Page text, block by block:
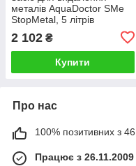
металів AquaDoctor SMe
StopMetal, 5 літрів
2 102 ₴
Купити
Про нас
100% позитивних з 46
Працює з 26.11.2009